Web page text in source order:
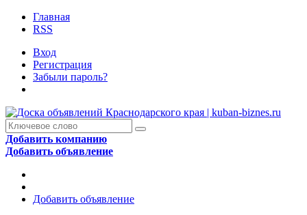
Главная
RSS
Вход
Регистрация
Забыли пароль?
Добавить компанию
Добавить объявление
Добавить объявление